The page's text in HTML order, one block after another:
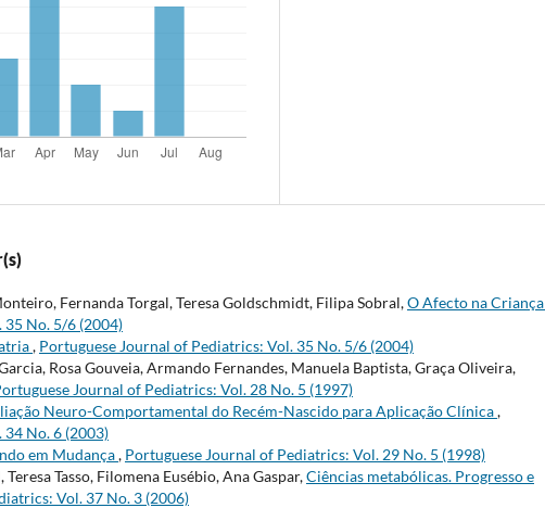
Fernanda Torgal, Teresa Goldschmidt, Filipa Sobral,O Afecto na
No. 5/6 (2004)
, Portuguese Journal of Pediatrics: Vol. 35 No. 5/6 (2004)
Rosa Gouveia, Armando Fernandes, Manuela Baptista, Graça Oliveira,
Journal of Pediatrics: Vol. 28 No. 5 (1997)
Neuro-Comportamental do Recém-Nascido para Aplicação Clínica,
No. 6 (2003)
em Mudança, Portuguese Journal of Pediatrics: Vol. 29 No. 5 (1998)
Tasso, Filomena Eusébio, Ana Gaspar,Ciências metabólicas. Progresso e
Vol. 37 No. 3 (2006)